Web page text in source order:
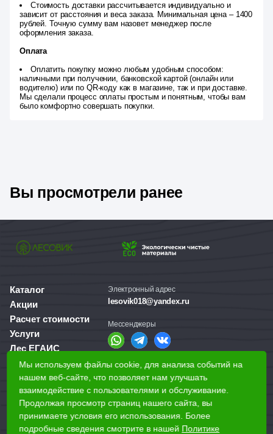
Стоимость доставки рассчитывается индивидуально и
зависит от расстояния и веса заказа. Минимальная цена – 1400
рублей. Точную сумму вам назовет менеджер после
оформления заказа.
Оплата
Оплатить покупку можно любым удобным способом:
наличными при получении, банковской картой (онлайн или
водителю) или по QR-коду как в магазине, так и при доставке.
Мы сделали процесс оплаты простым и понятным, чтобы вам
было комфортно совершать покупки.
Вы просмотрели ранее
Каталог
Акции
Расчет стоимости
Услуги
Лес ЕГАИС
О компании
Доставка и оплата
Для бизнеса
Наши магазины
Электронный адрес
lesovik018@yandex.ru
Мессенджеры
Справочная служба
+7 (3412) 77-60-50
Мы используем файлы cookie, для анализа событий на
нашем веб-сайте, что позволяет нам улучшать
взаимодействие с пользователями и обслуживание.
Продолжая просмотр страниц нашего сайта, вы
принимаете условия его использования. Более
подробные сведения смотрите в нашей Политике